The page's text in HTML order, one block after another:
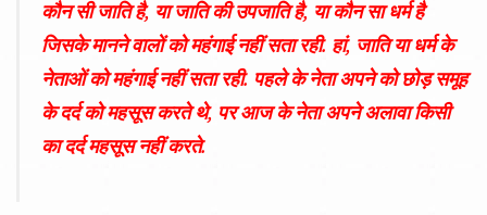
कौन सी जाति है, या जाति की उपजाति है, या कौन सा धर्म है
जिसके मानने वालों को महंगाई नहीं सता रही. हां, जाति या धर्म के
नेताओं को महंगाई नहीं सता रही. पहले के नेता अपने को छोड़ समूह
के दर्द को महसूस करते थे, पर आज के नेता अपने अलावा किसी
का दर्द महसूस नहीं करते.